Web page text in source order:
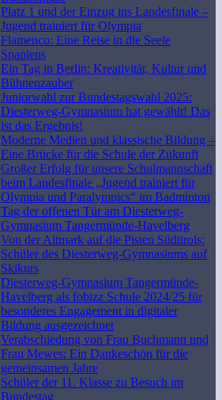
Platz 1 und der Einzug ins Landesfinale –
Jugend trainiert für Olympia
Flamenco: Eine Reise in die Seele
Spaniens
Ein Tag in Berlin: Kreativität, Kultur und
Bühnenzauber
Juniorwahl zur Bundestagswahl 2025:
Diesterweg-Gymnasium hat gewählt! Das
ist das Ergebnis!
Moderne Medien und klassische Bildung –
Eine Brücke für die Schule der Zukunft
Großer Erfolg für unsere Schulmannschaft
beim Landesfinale „Jugend trainiert für
Olympia und Paralympics“ im Badminton
Tag der offenen Tür am Diesterweg-
Gymnasium Tangermünde-Havelberg
Von der Altmark auf die Pisten Südtirols:
Schüler des Diesterweg-Gymnasiums auf
Skikurs
Diesterweg-Gymnasium Tangermünde-
Havelberg als fobizz Schule 2024/25 für
besonderes Engagement in digitaler
Bildung ausgezeichnet
Verabschiedung von Frau Buchmann und
Frau Mewes: Ein Dankeschön für die
gemeinsamen Jahre
Schüler der 11. Klasse zu Besuch im
Bundestag